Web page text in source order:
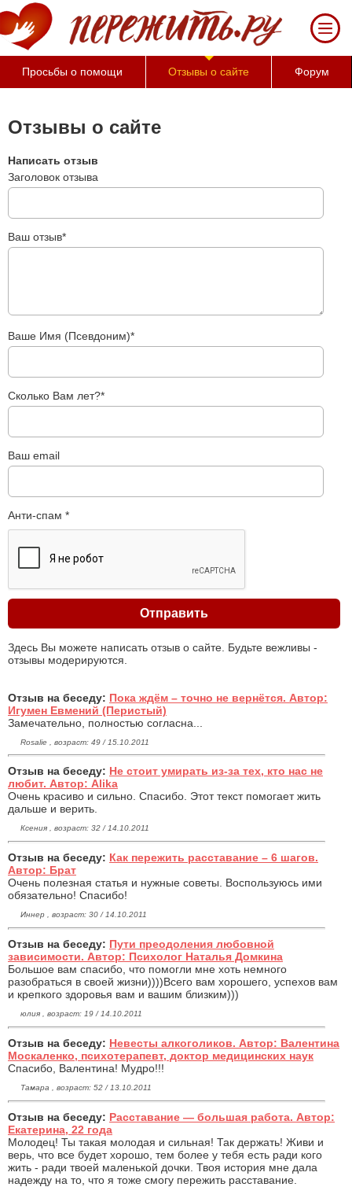
За 50 минут Вы
можете оценить
тяжесть своего
состояния и его
психологические
Просьбы о помощи Отзывы о сайте Форум
Отзывы о сайте
Написать отзыв
Заголовок отзыва
Ваш отзыв*
Ваше Имя (Псевдоним)*
Сколько Вам лет?*
Ваш email
Анти-спам *
Здесь Вы можете написать отзыв о сайте. Будьте вежливы -
отзывы модерируются.
Отзыв на беседу: Пока ждём – точно не вернётся. Автор:
Игумен Евмений (Перистый)
Замечательно, полностью согласна...
Rosalie , возраст: 49 / 15.10.2011
Отзыв на беседу: Не стоит умирать из-за тех, кто нас не
любит. Автор: Alika
Очень красиво и сильно. Спасибо. Этот текст помогает жить
дальше и верить.
Ксения , возраст: 32 / 14.10.2011
Отзыв на беседу: Как пережить расставание – 6 шагов.
Автор: Брат
Очень полезная статья и нужные советы. Воспользуюсь ими
обязательно! Спасибо!
Иннер , возраст: 30 / 14.10.2011
Отзыв на беседу: Пути преодоления любовной
зависимости. Автор: Психолог Наталья Домкина
Большое вам спасибо, что помогли мне хоть немного
разобраться в своей жизни))))Всего вам хорошего, успехов вам
и крепкого здоровья вам и вашим близким)))
юлия , возраст: 19 / 14.10.2011
Отзыв на беседу: Невесты алкоголиков. Автор: Валентина
Москаленко, психотерапевт, доктор медицинских наук
Спасибо, Валентина! Мудро!!!
Тамара , возраст: 52 / 13.10.2011
Отзыв на беседу: Расставание — большая работа. Автор:
Екатерина, 22 года
Молодец! Ты такая молодая и сильная! Так держать! Живи и
верь, что все будет хорошо, тем более у тебя есть ради кого
жить - ради твоей маленькой дочки. Твоя история мне дала
надежду на то, что я тоже смогу пережить расставание.